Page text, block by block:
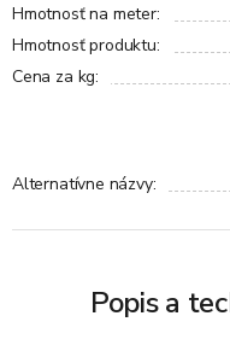
Hmotnosť na meter:
Hmotnosť produktu:
Cena za kg:
Alternatívne názvy:
Popis a